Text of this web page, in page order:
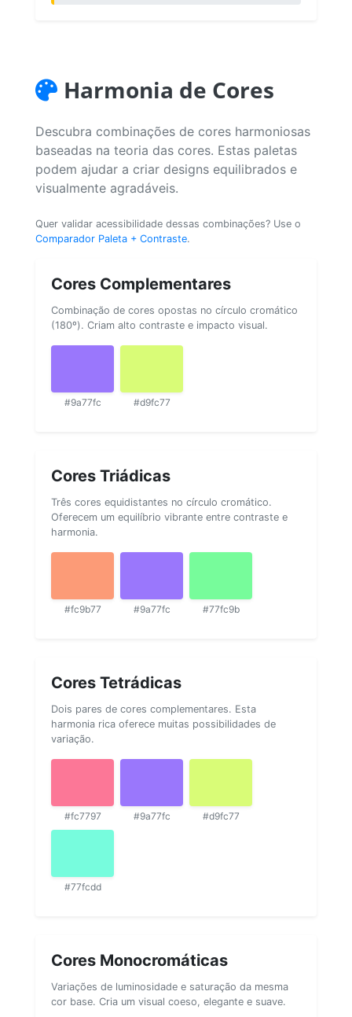
Harmonia de Cores
Descubra combinações de cores harmoniosas
baseadas na teoria das cores. Estas paletas
podem ajudar a criar designs equilibrados e
visualmente agradáveis.
Quer validar acessibilidade dessas combinações? Use o
Comparador Paleta + Contraste.
Cores Complementares
Combinação de cores opostas no círculo cromático
(180º). Criam alto contraste e impacto visual.
#9a77fc #d9fc77
Cores Triádicas
Três cores equidistantes no círculo cromático.
Oferecem um equilíbrio vibrante entre contraste e
harmonia.
#fc9b77 #9a77fc #77fc9b
Cores Tetrádicas
Dois pares de cores complementares. Esta
harmonia rica oferece muitas possibilidades de
variação.
#fc7797 #9a77fc #d9fc77
#77fcdd
Cores Monocromáticas
Variações de luminosidade e saturação da mesma
cor base. Cria um visual coeso, elegante e suave.